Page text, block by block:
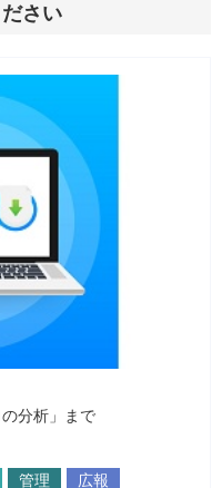
さい
分析」まで
管理 広報